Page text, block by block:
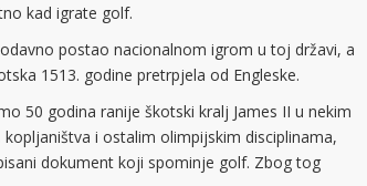
kad igrate golf.
postao nacionalnom igrom u toj državi, a
1513. godine pretrpjela od Engleske.
50 godina ranije škotski kralj James II u nekim
i ostalim olimpijskim disciplinama,
dokument koji spominje golf. Zbog tog